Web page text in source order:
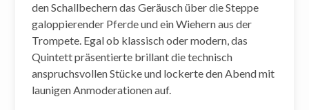
den Schallbechern das Geräusch über die Steppe
galoppierender Pferde und ein Wiehern aus der
Trompete. Egal ob klassisch oder modern, das
Quintett präsentierte brillant die technisch
anspruchsvollen Stücke und lockerte den Abend mit
launigen Anmoderationen auf.